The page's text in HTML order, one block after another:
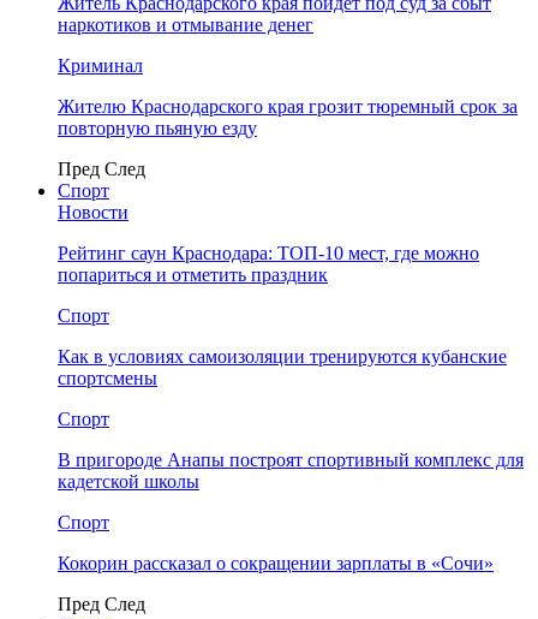
наркотиков и отмывание денег
Криминал
Жителю Краснодарского края грозит тюремный срок за
повторную пьяную езду
Пред След
Спорт
Новости
Рейтинг саун Краснодара: ТОП-10 мест, где можно
попариться и отметить праздник
Спорт
Как в условиях самоизоляции тренируются кубанские
спортсмены
Спорт
В пригороде Анапы построят спортивный комплекс для
кадетской школы
Спорт
Кокорин рассказал о сокращении зарплаты в «Сочи»
Пред След